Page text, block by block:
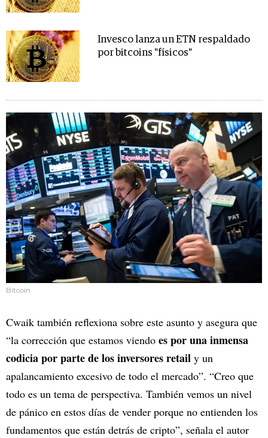
Invesco lanza un ETN respaldado
por bitcoins "físicos"
Bitcoin
Cwaik también reflexiona sobre este asunto y asegura que
“la corrección que estamos viendo es por una inmensa
codicia por parte de los inversores retail y un
apalancamiento excesivo de todo el mercado”. “Creo que
todo es un tema de perspectiva. También vemos un nivel
de pánico en estos días de vender porque no entienden los
fundamentos que están detrás de cripto”, señala el autor